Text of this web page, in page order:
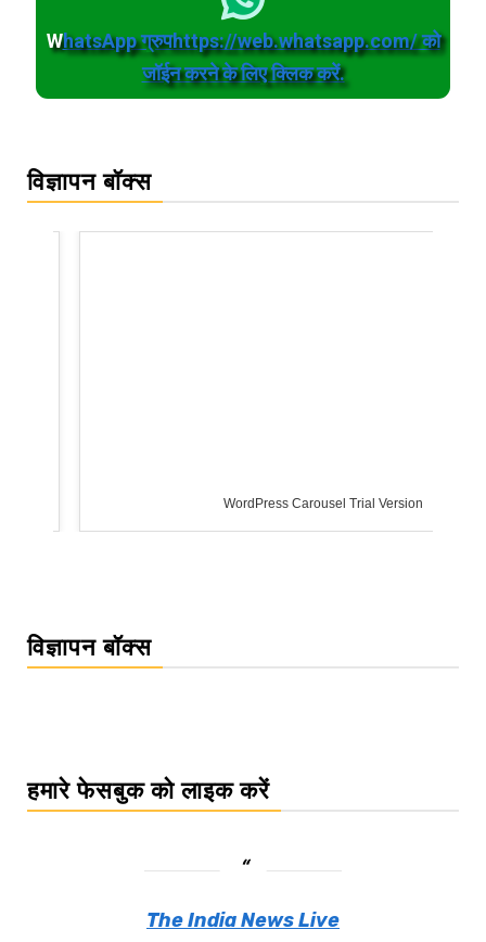
WhatsApp ग्रुपhttps://web.whatsapp.com/ को
जॉईन करने के लिए क्लिक करें.
विज्ञापन बॉक्स
WordPress Carousel Trial Version
विज्ञापन बॉक्स
हमारे फेसबुक को लाइक करें
The India News Live